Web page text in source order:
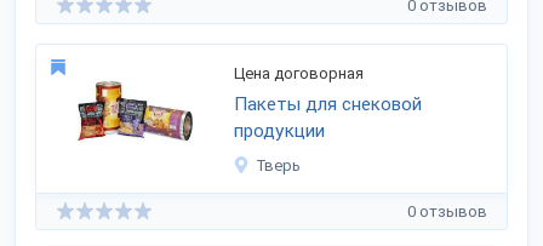
0 отзывов
Цена договорная
Пакеты для снековой
продукции
Тверь
0 отзывов